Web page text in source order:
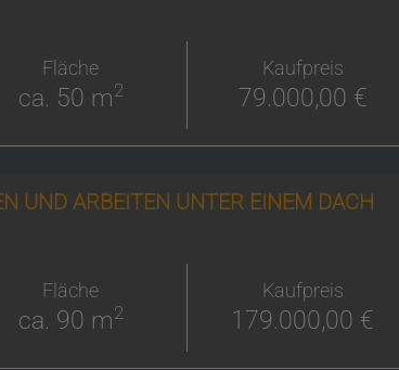
Fläche
ca. 50 m2
Kaufpreis
79.000,00 €
UND ARBEITEN UNTER EINEM DACH
Fläche
ca. 90 m2
Kaufpreis
179.000,00 €